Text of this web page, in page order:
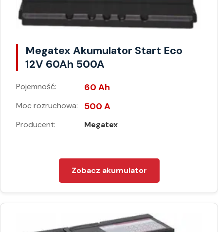
Megatex Akumulator Start Eco
12V 60Ah 500A
Pojemność: 60 Ah
Moc rozruchowa: 500 A
Producent: Megatex
Zobacz akumulator